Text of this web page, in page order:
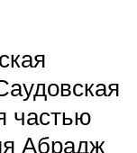
частью
Абрадж